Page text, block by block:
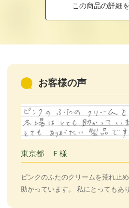
この商品の詳細
お客様の声
東京都 Ｆ様
ピンクのふたのクリームを荒れ止
助かっています。 私にとってもあ